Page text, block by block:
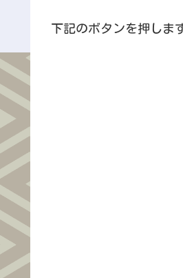
下記のボタンを押しま